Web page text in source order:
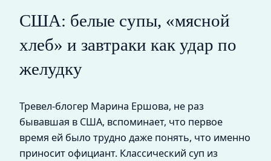
США: белые супы, «мясной
хлеб» и завтраки как удар по
желудку
Тревел-блогер Марина Ершова, не раз
бывавшая в США, вспоминает, что первое
время ей было трудно даже понять, что именно
приносит официант. Классический суп из